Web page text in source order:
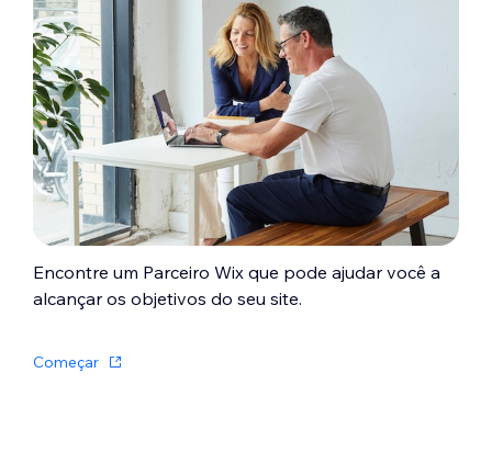
chat termina e você não poderá responder.
Para evitar isso, você pode configurar um
formulário pré-chat obrigatório para coletar
o email com antecedência.Saiba como
adicionar um formulário pré-chat ao seu
chat.
Encontre um Parceiro Wix que pode ajudar você a
alcançar os objetivos do seu site.
Começar